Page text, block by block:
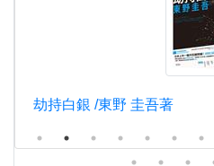
劫持白銀 /東野 圭吾著